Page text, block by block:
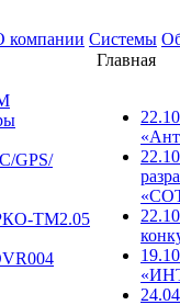
компании Системы
GPS/
ТМ2.05
Главная